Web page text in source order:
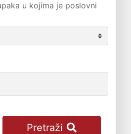
u kojima je poslovni
Pretraži